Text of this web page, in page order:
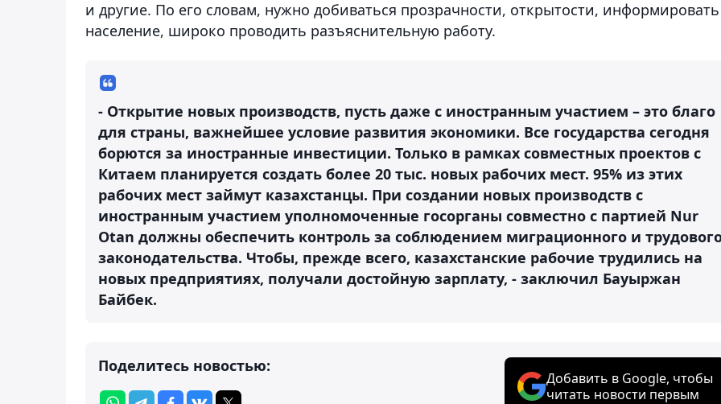
и другие. По его словам, нужно добиваться прозрачности, открытости, информировать
население, широко проводить разъяснительную работу.
- Открытие новых производств, пусть даже с иностранным участием – это благо
для страны, важнейшее условие развития экономики. Все государства сегодня
борются за иностранные инвестиции. Только в рамках совместных проектов с
Китаем планируется создать более 20 тыс. новых рабочих мест. 95% из этих
рабочих мест займут казахстанцы. При создании новых производств с
иностранным участием уполномоченные госорганы совместно с партией Nur
Otan должны обеспечить контроль за соблюдением миграционного и
законодательства. Чтобы, прежде всего, казахстанские рабочие трудились на
новых предприятиях, получали достойную зарплату, - заключил Бауыржан
Байбек.
Поделитесь новостью:
Добавить в Google, чтобы
читать новости первым